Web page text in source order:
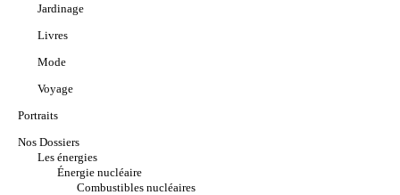
Jardinage
Livres
Mode
Voyage
Portraits
Nos Dossiers
Les énergies
Énergie nucléaire
Combustibles nucléaires